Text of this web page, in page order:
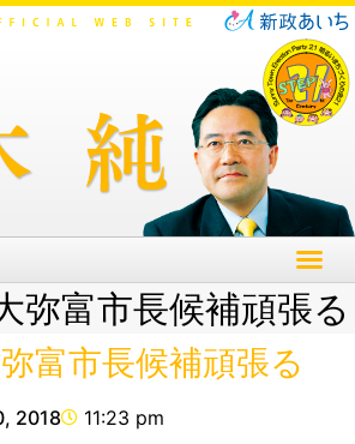
弥富市長候補頑張る
富市長候補頑張る
2018 11:23 pm